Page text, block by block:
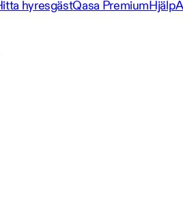
hyresgästQasa PremiumHjälp